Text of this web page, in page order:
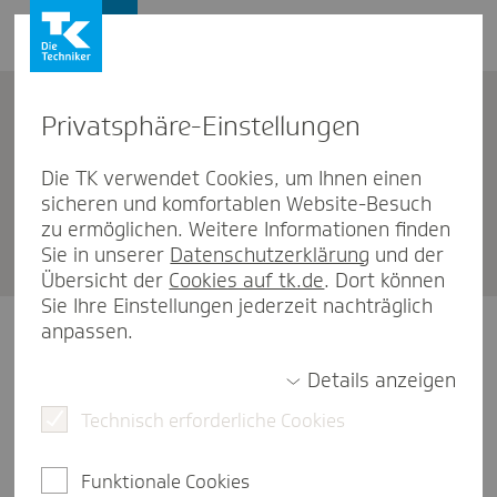
Mitglied­schafts­an­trag Auszu­bil­
den­de/r
TK-Mitglied werden
Schön, dass Sie sich für die TK entschieden haben.
bitten wir Sie, den folgenden Antrag auszufüllen.
Bitte beachten Sie: Trotz des
von 2 vollen Kalendermonaten eingehalten werden.
Privat­sphäre-Einstel­lungen
Die TK verwendet Cookies, um Ihnen einen
sicheren und komfortablen Website-Besuch
zu ermöglichen. Weitere Informationen finden
Sie in unserer Datenschutzerklärung und der
Übersicht der Cookies auf tk.de. Dort können
Sie Ihre Einstellungen jederzeit nachträglich
anpassen.
Details anzeigen
Technisch erforderliche Cookies
Funktionale Cookies